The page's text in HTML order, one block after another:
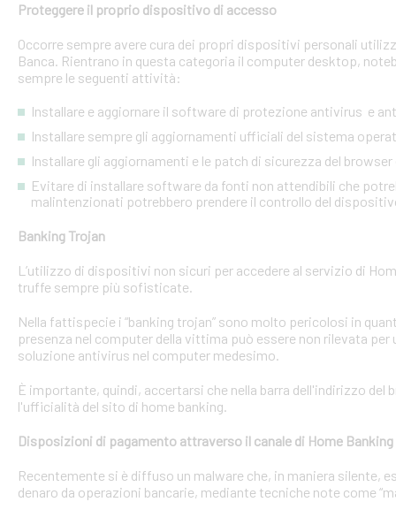
Proteggere il proprio dispositivo di accesso
Occorre sempre avere cura dei propri dispositivi personali
Banca. Rientrano in questa categoria il computer desktop,
sempre le seguenti attività:
Installare e aggiornare il software di protezione antivirus e
Installare sempre gli aggiornamenti ufficiali del sistema
Installare gli aggiornamenti e le patch di sicurezza del
Evitare di installare software da fonti non attendibili che
malintenzionati potrebbero prendere il controllo del
Banking Trojan
L’utilizzo di dispositivi non sicuri per accedere al servizio di
truffe sempre più sofisticate.
Nella fattispecie i “banking trojan” sono molto pericolosi in
presenza nel computer della vittima può essere non rilevata
soluzione antivirus nel computer medesimo.
È importante, quindi, accertarsi che nella barra dell'indirizzo
l'ufficialità del sito di home banking.
Disposizioni di pagamento attraverso il canale di Home Banking
Recentemente si è diffuso un malware che, in maniera silente,
denaro da operazioni bancarie, mediante tecniche note come